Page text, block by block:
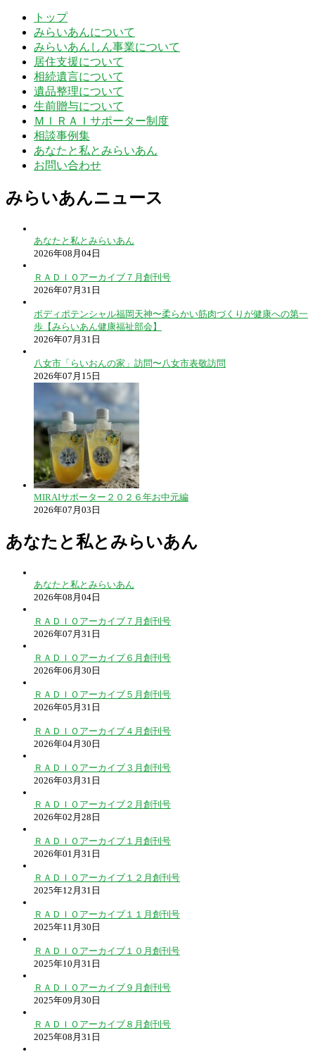
トップ
みらいあんについて
みらいあんしん事業について
居住支援について
相続遺言について
遺品整理について
生前贈与について
ＭＩＲＡＩサポーター制度
相談事例集
あなたと私とみらいあん
お問い合わせ
みらいあんニュース
あなたと私とみらいあん
2026年08月04日
ＲＡＤＩＯアーカイブ７月創刊号
2026年07月31日
ボディポテンシャル福岡天神〜柔らかい筋肉づくりが健康への第一
歩【みらいあん健康福祉部会】
2026年07月31日
八女市「らいおんの家」訪問〜八女市表敬訪問
2026年07月15日
MIRAIサポーター２０２６年お中元編
2026年07月03日
あなたと私とみらいあん
あなたと私とみらいあん
2026年08月04日
ＲＡＤＩＯアーカイブ７月創刊号
2026年07月31日
ＲＡＤＩＯアーカイブ６月創刊号
2026年06月30日
ＲＡＤＩＯアーカイブ５月創刊号
2026年05月31日
ＲＡＤＩＯアーカイブ４月創刊号
2026年04月30日
ＲＡＤＩＯアーカイブ３月創刊号
2026年03月31日
ＲＡＤＩＯアーカイブ２月創刊号
2026年02月28日
ＲＡＤＩＯアーカイブ１月創刊号
2026年01月31日
ＲＡＤＩＯアーカイブ１２月創刊号
2025年12月31日
ＲＡＤＩＯアーカイブ１１月創刊号
2025年11月30日
ＲＡＤＩＯアーカイブ１０月創刊号
2025年10月31日
ＲＡＤＩＯアーカイブ９月創刊号
2025年09月30日
ＲＡＤＩＯアーカイブ８月創刊号
2025年08月31日